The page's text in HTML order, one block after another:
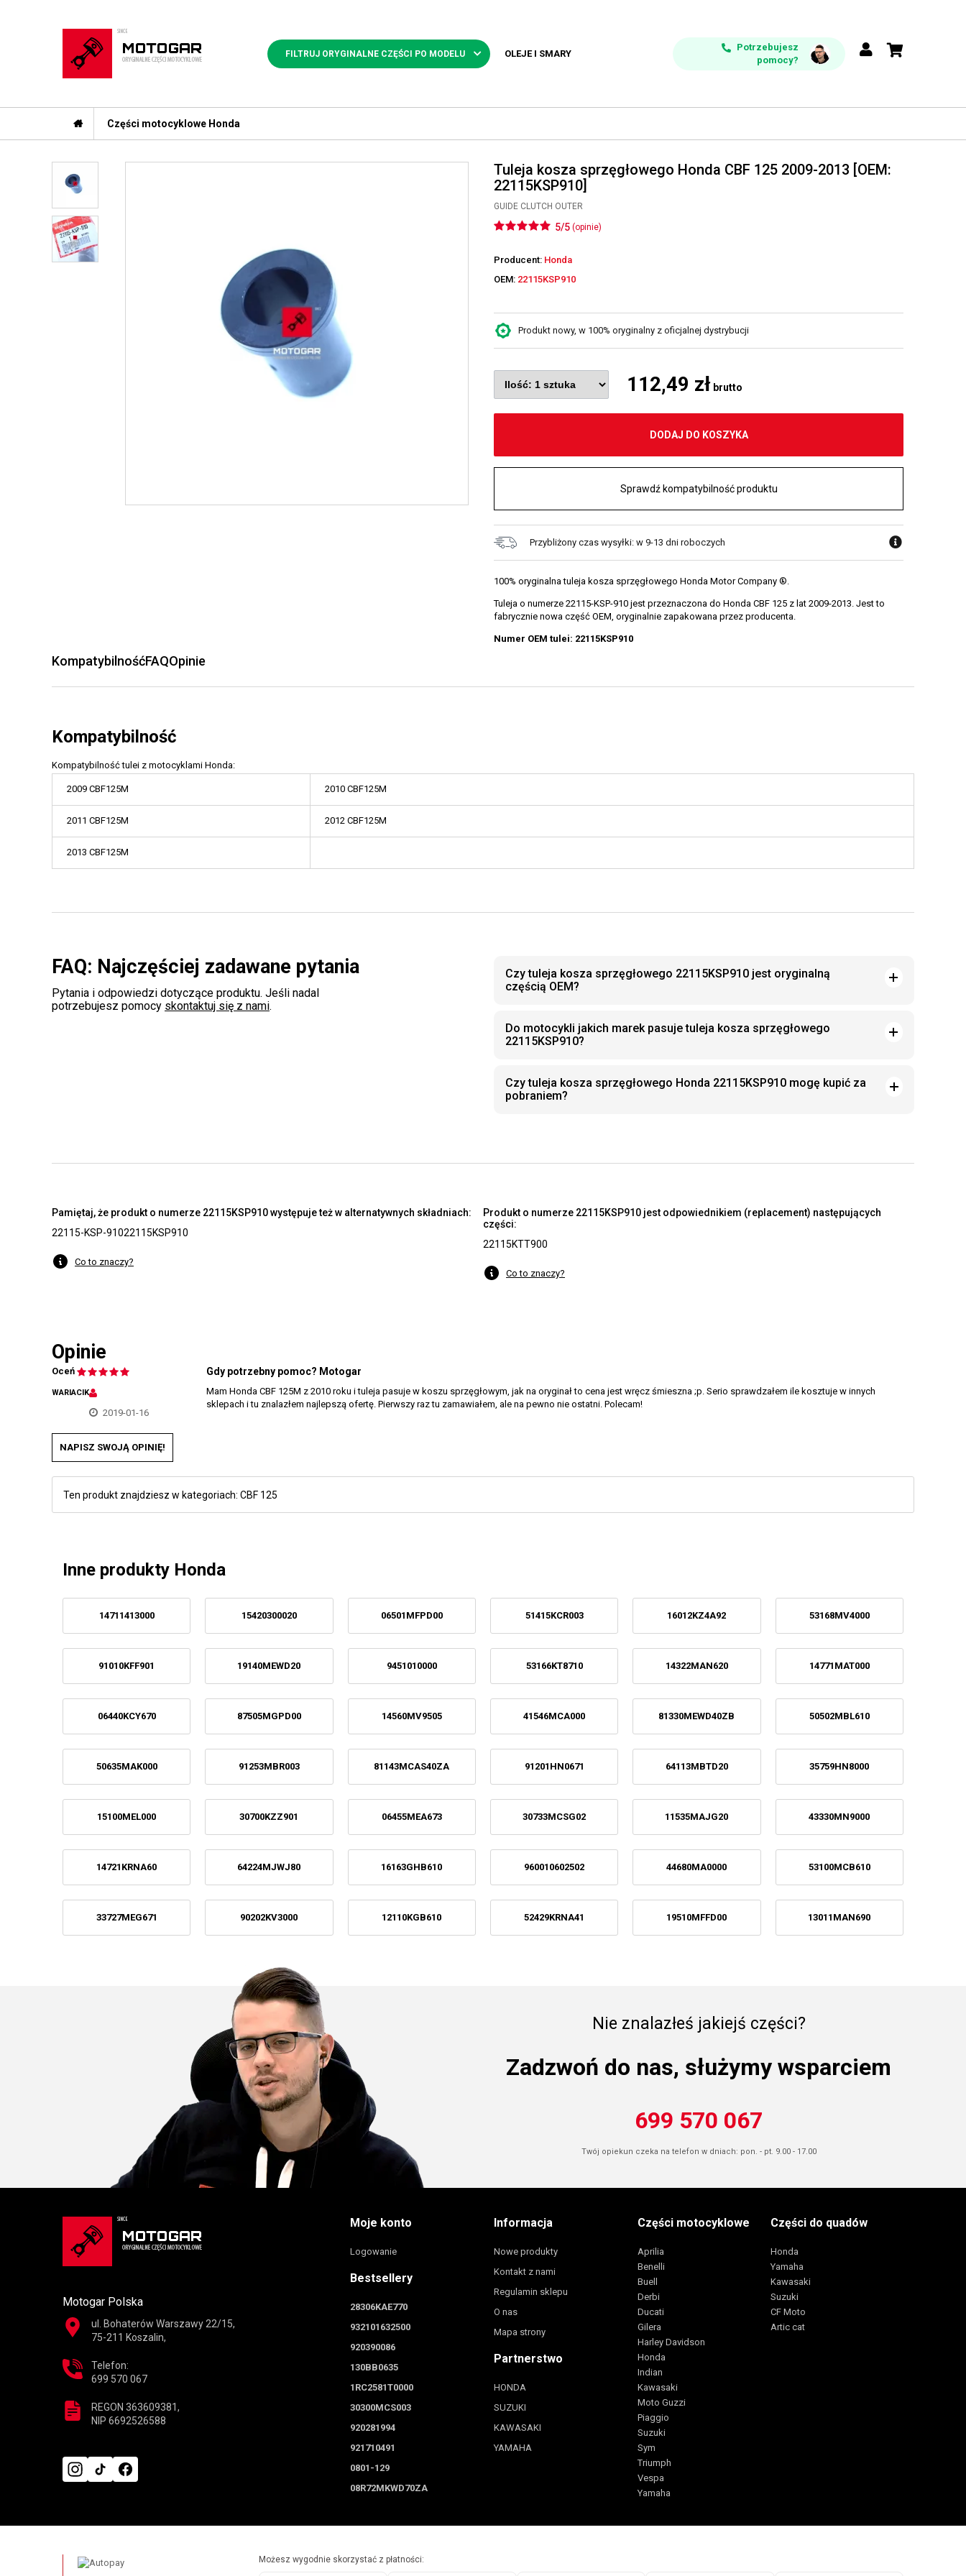
FILTRUJ ORYGINALNE CZĘŚCI PO MODELU OLEJE I SMARY
Potrzebujesz
pomocy?
Części motocyklowe Honda
Tuleja kosza sprzęgłowego Honda CBF 125 2009-2013 [OEM:
22115KSP910]
GUIDE CLUTCH OUTER
5/5 (opinie)
Producent: Honda
OEM: 22115KSP910
Produkt nowy, w 100% oryginalny z oficjalnej dystrybucji
112,49 zł brutto
DODAJ DO KOSZYKA
Sprawdź kompatybilność produktu
Przybliżony czas wysyłki: w 9-13 dni roboczych
100% oryginalna tuleja kosza sprzęgłowego Honda Motor Company ®.
Tuleja o numerze 22115-KSP-910 jest przeznaczona do Honda CBF 125 z lat 2009-2013. Jest to
fabrycznie nowa część OEM, oryginalnie zapakowana przez producenta.
Numer OEM tulei: 22115KSP910
KompatybilnośćFAQOpinie
Kompatybilność
Kompatybilność tulei z motocyklami Honda:
2009 CBF125M 2010 CBF125M
2011 CBF125M 2012 CBF125M
2013 CBF125M
FAQ: Najczęściej zadawane pytania
Pytania i odpowiedzi dotyczące produktu. Jeśli nadal
potrzebujesz pomocy skontaktuj się z nami.
Czy tuleja kosza sprzęgłowego 22115KSP910 jest oryginalną
częścią OEM?
Do motocykli jakich marek pasuje tuleja kosza sprzęgłowego
22115KSP910?
Czy tuleja kosza sprzęgłowego Honda 22115KSP910 mogę kupić za
pobraniem?
Pamiętaj, że produkt o numerze 22115KSP910 występuje też w alternatywnych składniach:
22115-KSP-91022115KSP910
Co to znaczy?
Produkt o numerze 22115KSP910 jest odpowiednikiem (replacement) następujących
części:
22115KTT900
Co to znaczy?
Opinie
Oceń
WARIACIK
2019-01-16
Gdy potrzebny pomoc? Motogar
Mam Honda CBF 125M z 2010 roku i tuleja pasuje w koszu sprzęgłowym, jak na oryginał to cena jest wręcz śmieszna ;p. Serio sprawdzałem ile kosztuje w innych
sklepach i tu znalazłem najlepszą ofertę. Pierwszy raz tu zamawiałem, ale na pewno nie ostatni. Polecam!
NAPISZ SWOJĄ OPINIĘ!
Ten produkt znajdziesz w kategoriach: CBF 125
Inne produkty Honda
14711413000 15420300020 06501MFPD00 51415KCR003 16012KZ4A92 53168MV4000
91010KFF901 19140MEWD20 9451010000 53166KT8710 14322MAN620 14771MAT000
06440KCY670 87505MGPD00 14560MV9505 41546MCA000 81330MEWD40ZB 50502MBL610
50635MAK000 91253MBR003 81143MCAS40ZA 91201HN0671 64113MBTD20 35759HN8000
15100MEL000 30700KZZ901 06455MEA673 30733MCSG02 11535MAJG20 43330MN9000
14721KRNA60 64224MJWJ80 16163GHB610 960010602502 44680MA0000 53100MCB610
33727MEG671 90202KV3000 12110KGB610 52429KRNA41 19510MFFD00 13011MAN690
Nie znalazłeś jakiejś części?
Zadzwoń do nas, służymy wsparciem
699 570 067
Twój opiekun czeka na telefon w dniach: pon. - pt. 9.00 - 17.00
Motogar Polska
ul. Bohaterów Warszawy 22/15,
75-211 Koszalin,
Telefon:
699 570 067
REGON 363609381,
NIP 6692526588
Moje konto
Logowanie
Bestsellery
28306KAE770
932101632500
920390086
130BB0635
1RC2581T0000
30300MCS003
920281994
921710491
0801-129
08R72MKWD70ZA
Informacja
Nowe produkty
Kontakt z nami
Regulamin sklepu
O nas
Mapa strony
Partnerstwo
HONDA
SUZUKI
KAWASAKI
YAMAHA
Części motocyklowe
Aprilia
Benelli
Buell
Derbi
Ducati
Gilera
Harley Davidson
Honda
Indian
Kawasaki
Moto Guzzi
Piaggio
Suzuki
Sym
Triumph
Vespa
Yamaha
Części do quadów
Honda
Yamaha
Kawasaki
Suzuki
CF Moto
Artic cat
Możesz wygodnie skorzystać z płatności: